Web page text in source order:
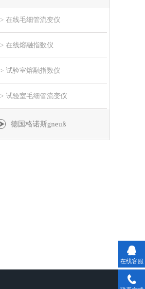
> 在线毛细管流变仪
> 在线熔融指数仪
> 试验室熔融指数仪
> 试验室毛细管流变仪
德国格诺斯gneuß
在线客服